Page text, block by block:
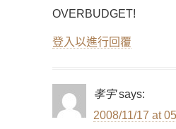
OVERBUDGET!
登入以進行回覆
孝宇 says:
2008/11/17 at